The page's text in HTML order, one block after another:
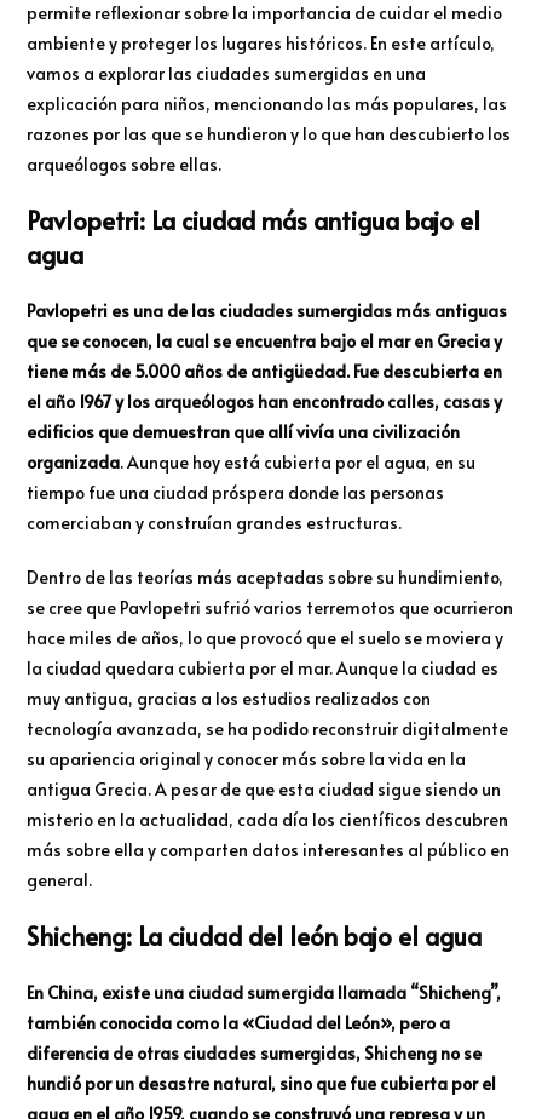
permite reflexionar sobre la importancia de cuidar el medio
ambiente y proteger los lugares históricos. En este artículo,
vamos a explorar las ciudades sumergidas en una
explicación para niños, mencionando las más populares, las
razones por las que se hundieron y lo que han descubierto los
arqueólogos sobre ellas.
Pavlopetri: La ciudad más antigua bajo el
agua
Pavlopetri es una de las ciudades sumergidas más antiguas
que se conocen, la cual se encuentra bajo el mar en Grecia y
tiene más de 5.000 años de antigüedad. Fue descubierta en
el año 1967 y los arqueólogos han encontrado calles, casas y
edificios que demuestran que allí vivía una civilización
organizada. Aunque hoy está cubierta por el agua, en su
tiempo fue una ciudad próspera donde las personas
comerciaban y construían grandes estructuras.
Dentro de las teorías más aceptadas sobre su hundimiento,
se cree que Pavlopetri sufrió varios terremotos que ocurrieron
hace miles de años, lo que provocó que el suelo se moviera y
la ciudad quedara cubierta por el mar. Aunque la ciudad es
muy antigua, gracias a los estudios realizados con
tecnología avanzada, se ha podido reconstruir digitalmente
su apariencia original y conocer más sobre la vida en la
antigua Grecia. A pesar de que esta ciudad sigue siendo un
misterio en la actualidad, cada día los científicos descubren
más sobre ella y comparten datos interesantes al público en
general.
Shicheng: La ciudad del león bajo el agua
En China, existe una ciudad sumergida llamada “Shicheng”,
también conocida como la «Ciudad del León», pero a
diferencia de otras ciudades sumergidas, Shicheng no se
hundió por un desastre natural, sino que fue cubierta por el
agua en el año 1959, cuando se construyó una represa y un